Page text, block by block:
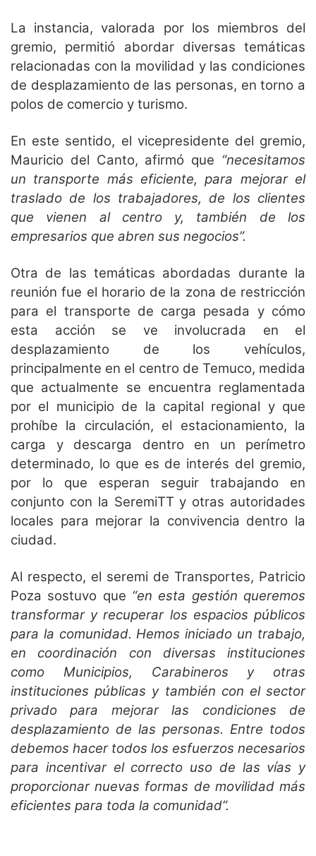
La instancia, valorada por los miembros del
gremio, permitió abordar diversas temáticas
relacionadas con la movilidad y las condiciones
de desplazamiento de las personas, en torno a
polos de comercio y turismo.
En este sentido, el vicepresidente del gremio,
Mauricio del Canto, afirmó que “necesitamos
un transporte más eficiente, para mejorar el
traslado de los trabajadores, de los clientes
que vienen al centro y, también de los
empresarios que abren sus negocios”.
Otra de las temáticas abordadas durante la
reunión fue el horario de la zona de restricción
para el transporte de carga pesada y cómo
esta acción se ve involucrada en el
desplazamiento de los vehículos,
principalmente en el centro de Temuco, medida
que actualmente se encuentra reglamentada
por el municipio de la capital regional y que
prohíbe la circulación, el estacionamiento, la
carga y descarga dentro en un perímetro
determinado, lo que es de interés del gremio,
por lo que esperan seguir trabajando en
conjunto con la SeremiTT y otras autoridades
locales para mejorar la convivencia dentro la
ciudad.
Al respecto, el seremi de Transportes, Patricio
Poza sostuvo que “en esta gestión queremos
transformar y recuperar los espacios públicos
para la comunidad. Hemos iniciado un trabajo,
en coordinación con diversas instituciones
como Municipios, Carabineros y otras
instituciones públicas y también con el sector
privado para mejorar las condiciones de
desplazamiento de las personas. Entre todos
debemos hacer todos los esfuerzos necesarios
para incentivar el correcto uso de las vías y
proporcionar nuevas formas de movilidad más
eficientes para toda la comunidad”.